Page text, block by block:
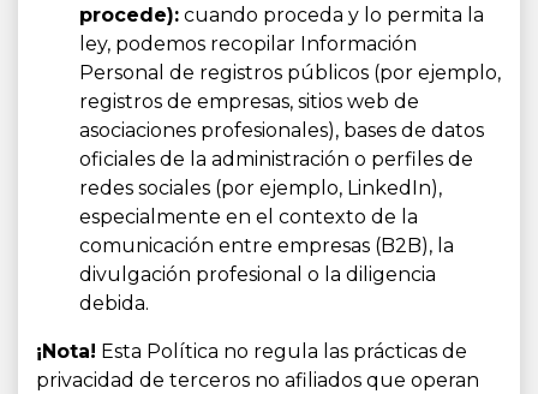
procede): cuando proceda y lo permita la
ley, podemos recopilar Información
Personal de registros públicos (por ejemplo,
registros de empresas, sitios web de
asociaciones profesionales), bases de datos
oficiales de la administración o perfiles de
redes sociales (por ejemplo, LinkedIn),
especialmente en el contexto de la
comunicación entre empresas (B2B), la
divulgación profesional o la diligencia
debida.
¡Nota! Esta Política no regula las prácticas de
privacidad de terceros no afiliados que operan